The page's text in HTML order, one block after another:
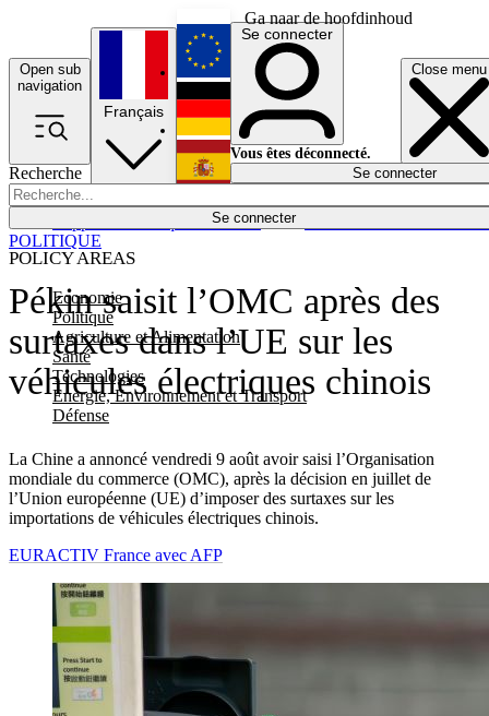
Ga naar de hoofdinhoud
Open sub
navigation
Close menu
Recherche
Se connecter
POLICY AREAS
Economie
Politique
Agriculture et Alimentation
Santé
Technologies
Energie, Environnement et Transport
Défense
Économie
Français
English
Deutsch
Español
Se connecter
Vous êtes déconnecté.
Se connecter
Pékin saisit l’OMC après des
surtaxes dans l’UE sur les
véhicules électriques chinois
La Chine a annoncé vendredi 9 août avoir saisi l’Organisation
mondiale du commerce (OMC), après la décision en juillet de
l’Union européenne (UE) d’imposer des surtaxes sur les
importations de véhicules électriques chinois.
POLITIQUE
EURACTIV France avec AFP